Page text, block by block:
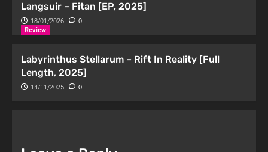
Langsuir – Fitan [EP, 2025]
18/01/2026 0
Review
Labyrinthus Stellarum – Rift In Reality [Full
Length, 2025]
14/11/2025 0